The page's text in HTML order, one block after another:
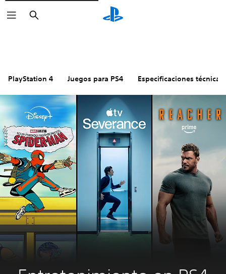
Buscar
PlayStation 4 Juegos para PS4 Especificaciones técnicas